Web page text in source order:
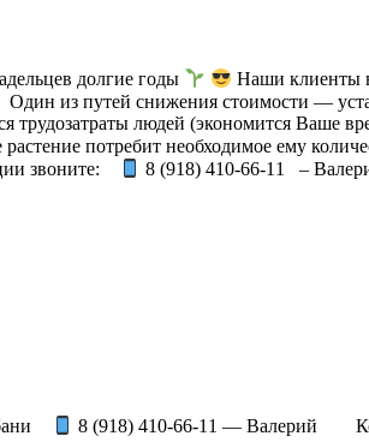
долгие годы
Наши клиенты
⠀ Один из путей снижения стоимости —
трудозатраты людей (экономится Ваше
потребит необходимое ему
звоните:⠀
8 (918) 410-66-11⠀–
8 (918) 410-66-11 — Валерий⠀ ⠀